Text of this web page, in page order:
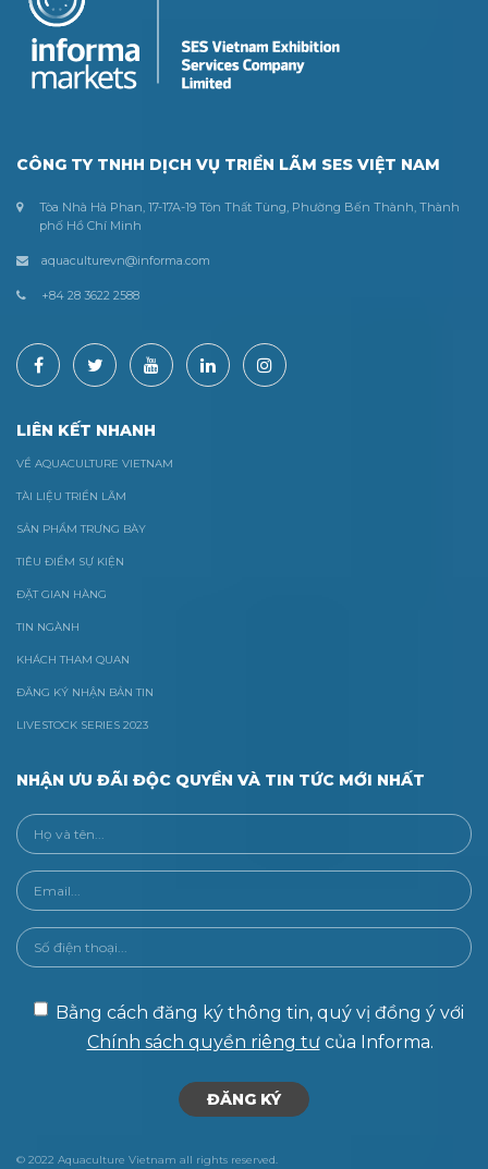
CÔNG TY TNHH DỊCH VỤ TRIỂN LÃM SES VIỆT NAM
Tòa Nhà Hà Phan, 17-17A-19 Tôn Thất Tùng, Phường Bến Thành, Thành
phố Hồ Chí Minh
aquaculturevn@informa.com
+84 28 3622 2588
LIÊN KẾT NHANH
VỀ AQUACULTURE VIETNAM
TÀI LIỆU TRIỂN LÃM
SẢN PHẨM TRƯNG BÀY
TIÊU ĐIỂM SỰ KIỆN
ĐẶT GIAN HÀNG
TIN NGÀNH
KHÁCH THAM QUAN
ĐĂNG KÝ NHẬN BẢN TIN
LIVESTOCK SERIES 2023
NHẬN ƯU ĐÃI ĐỘC QUYỀN VÀ TIN TỨC MỚI NHẤT
Bằng cách đăng ký thông tin, quý vị đồng ý với
Chính sách quyền riêng tưcủa Informa.
© 2022 Aquaculture Vietnam all rights reserved.